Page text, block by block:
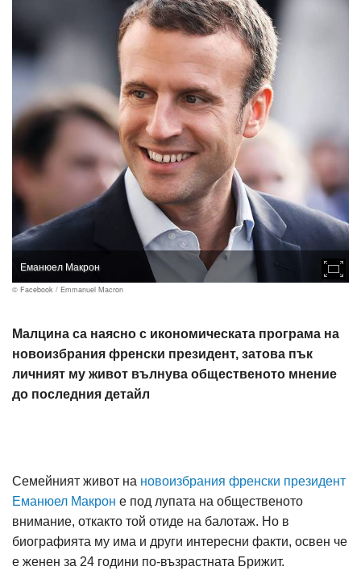
Еманюел Макрон
© Facebook / Emmanuel Macron
Малцина са наясно с икономическата програма на
новоизбрания френски президент, затова пък
личният му живот вълнува общественото мнение
до последния детайл
Семейният живот на новоизбрания френски президент
Еманюел Макрон е под лупата на общественото
внимание, откакто той отиде на балотаж. Но в
биографията му има и други интересни факти, освен че
е женен за 24 години по-възрастната Брижит.